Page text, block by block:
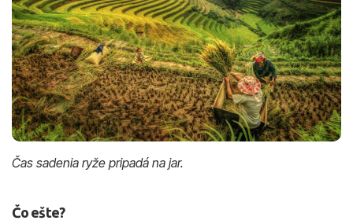
Čas sadenia ryže pripadá na jar.
Čo ešte?